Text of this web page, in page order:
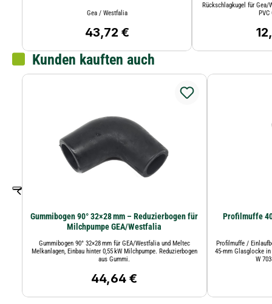
Gea / Westfalia
Regulärer Preis:
43,72 €
Rückschlagkugel für
PVC
Kunden kauften auch
Gummibogen 90° 32×28 mm – Reduzierbogen für
Milchpumpe GEA/Westfalia
Gummibogen 90° 32×28 mm für GEA/Westfalia und Meltec
Melkanlagen, Einbau hinter 0,55 kW Milchpumpe. Reduzierbogen
aus Gummi.
Regulärer Preis:
44,64 €
Profilmuffe
Profilmuffe /
45-mm Glasglocke
W